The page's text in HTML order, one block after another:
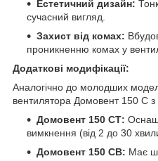
Естетичний дизайн:
сучасний вигляд.
Захист від комах:
проникненню комах у
Додаткові модифікації:
Аналогічно до молодших
вентилятора Домовент 150 С
Домовент 150 СТ:
вимкнення (від 2 до 30
Домовент 150 СВ: Має